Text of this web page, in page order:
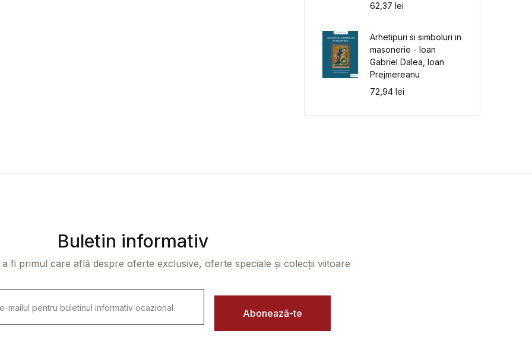
62,37lei
Arhetipuri si simboluri in
masonerie - Ioan
Gabriel Dalea, Ioan
Prejmereanu
72,94lei
Buletin informativ
fi primul care află despre oferte exclusive, oferte speciale și colecții viitoare
Abonează-te